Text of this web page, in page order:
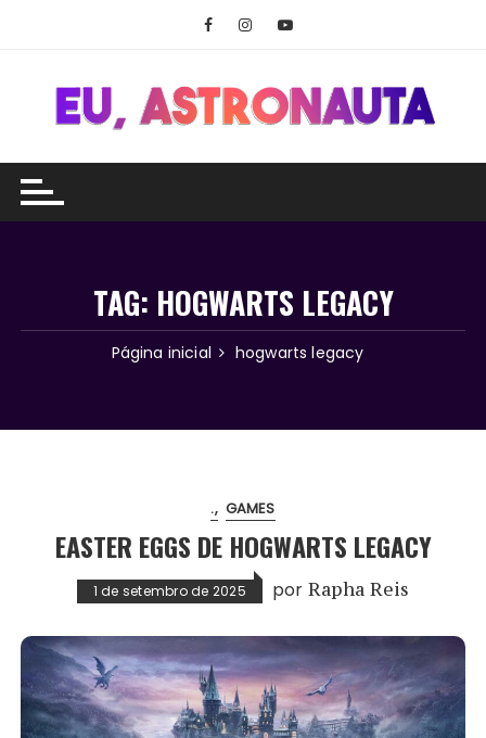
conteúdo
TAG: HOGWARTS LEGACY
Página inicial hogwarts legacy
. GAMES
EASTER EGGS DE HOGWARTS LEGACY
1 de setembro de 2025 por Rapha Reis